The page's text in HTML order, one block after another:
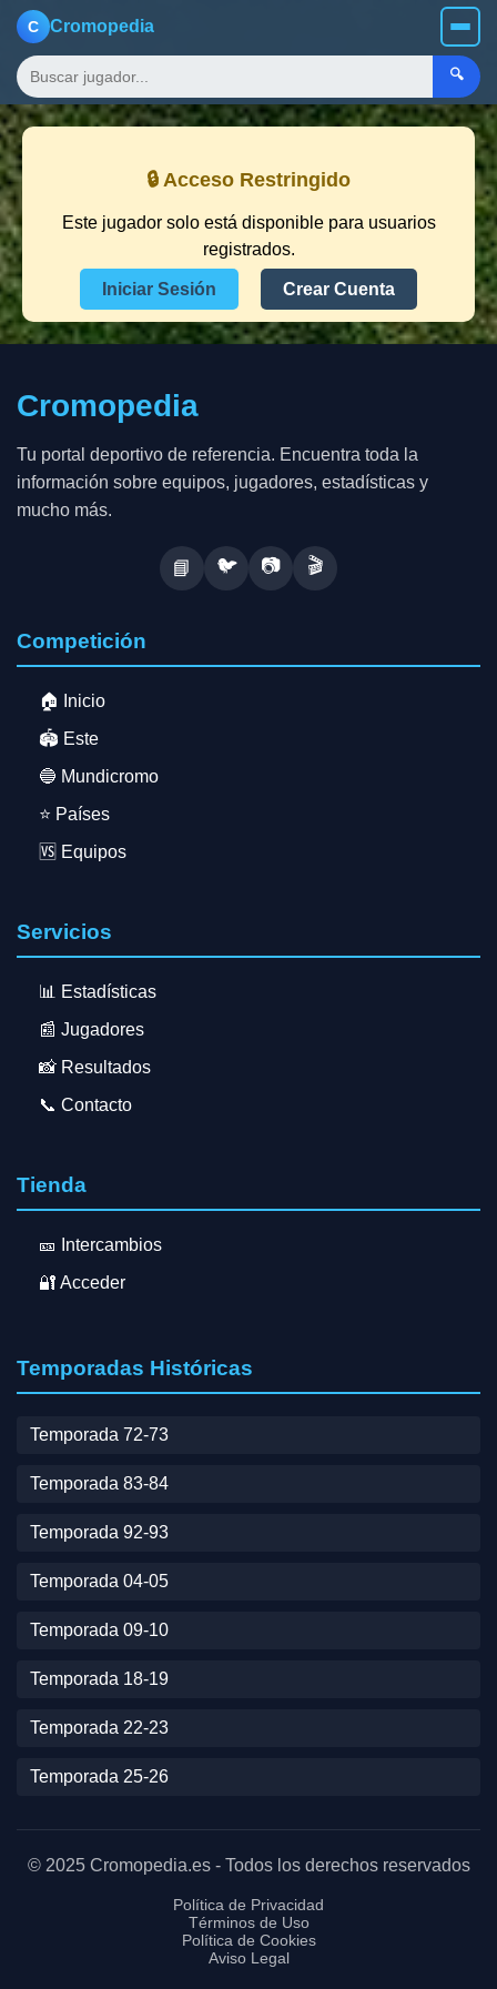
C Cromopedia
🔍
🔒 Acceso Restringido
Este jugador solo está disponible para usuarios
registrados.
Iniciar Sesión Crear Cuenta
Cromopedia
Tu portal deportivo de referencia. Encuentra toda la
información sobre equipos, jugadores, estadísticas y
mucho más.
📘 🐦 📷 🎬
Competición
🏠 Inicio
🏟️ Este
🔵 Mundicromo
⭐ Países
🆚 Equipos
Servicios
📊 Estadísticas
📰 Jugadores
📸 Resultados
📞 Contacto
Tienda
🎫 Intercambios
🔐 Acceder
Temporadas Históricas
Temporada 72-73
Temporada 83-84
Temporada 92-93
Temporada 04-05
Temporada 09-10
Temporada 18-19
Temporada 22-23
Temporada 25-26
© 2025 Cromopedia.es - Todos los derechos reservados
Política de Privacidad
Términos de Uso
Política de Cookies
Aviso Legal